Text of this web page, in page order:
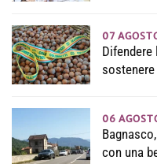
07
06
con una